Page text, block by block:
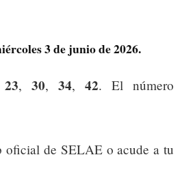
3 de junio de 2026.
23,30,34,42. El número
oficial de SELAE o acude a tu